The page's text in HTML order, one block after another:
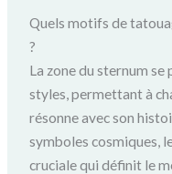
Quels motifs de
?
La zone du sternum
styles, permettant à
résonne avec son
symboles cosmiques,
cruciale qui définit le